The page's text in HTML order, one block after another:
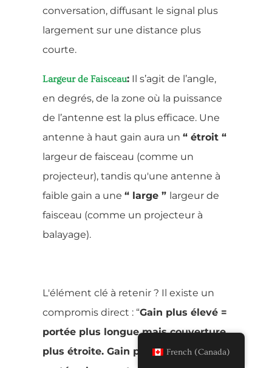
conversation, diffusant le signal plus
largement sur une distance plus
courte.
Largeur de Faisceau: Il s’agit de l’angle,
en degrés, de la zone où la puissance
de l’antenne est la plus efficace. Une
antenne à haut gain aura un “ étroit “
largeur de faisceau (comme un
projecteur), tandis qu'une antenne à
faible gain a une “ large ” largeur de
faisceau (comme un projecteur à
balayage).
L'élément clé à retenir ? Il existe un
compromis direct : “Gain plus élevé =
portée plus longue mais couverture
plus étroite. Gain plus faible =French (Canada)